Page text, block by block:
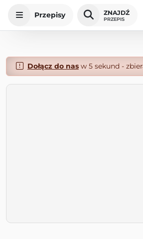
Przepisy ZNAJDŹ
PRZEPIS
Dołącz do nasw 5 sekund -